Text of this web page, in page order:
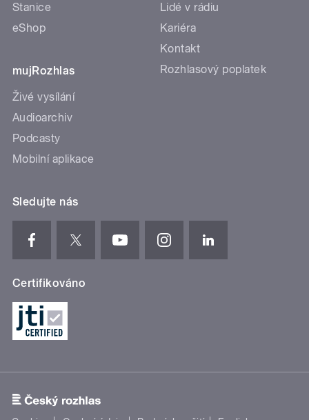
Stanice
eShop
mujRozhlas
Živé vysílání
Audioarchiv
Podcasty
Mobilní aplikace
Lidé v rádiu
Kariéra
Kontakt
Rozhlasový poplatek
Sledujte nás
Certifikováno